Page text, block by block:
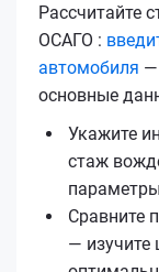
Рассчитайте
ОСАГО :
автомобиля —
основные
Укажите
стаж
Сравните
— изучите